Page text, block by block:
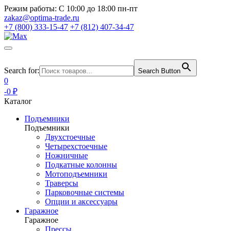
Режим работы: С 10:00 до 18:00 пн-пт
zakaz@optima-trade.ru
+7 (800) 333-15-47 +7 (812) 407-34-47
Search for: Search Button
0
-0 ₽
Каталог
Подъемники
Подъемники
Двухстоечные
Четырехстоечные
Ножничные
Подкатные колонны
Мотоподъемники
Траверсы
Парковочные системы
Опции и аксессуары
Гаражное
Гаражное
Прессы